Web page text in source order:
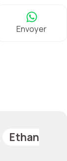
Envoyer
Ethan